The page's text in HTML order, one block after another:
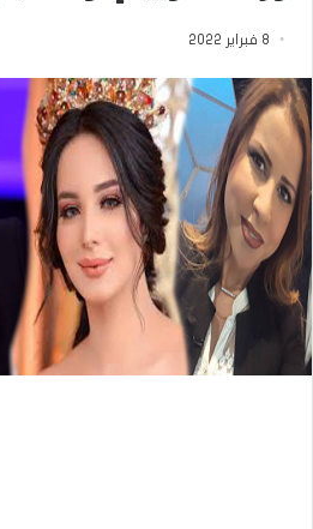
8 فبراير 2022